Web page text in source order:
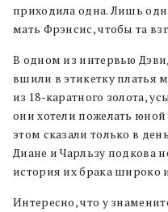
приходила одна. Лишь
мать Фрэнсис, чтобы та
В одном из интервью
вшили в этикетку платья
из 18-каратного золота,
они хотели пожелать
этом сказали только в
Диане и Чарльзу подкова
история их брака широко
Интересно, что у